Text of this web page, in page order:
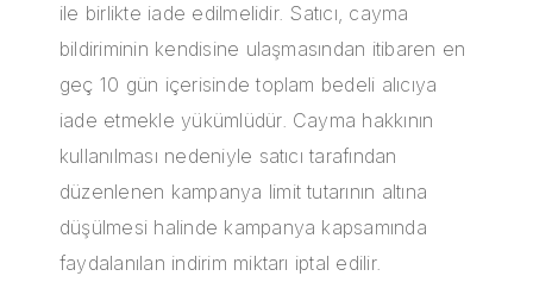
ile birlikte iade edilmelidir. Satıcı, cayma
bildiriminin kendisine ulaşmasından itibaren en
geç 10 gün içerisinde toplam bedeli alıcıya
iade etmekle yükümlüdür. Cayma hakkının
kullanılması nedeniyle satıcı tarafından
düzenlenen kampanya limit tutarının altına
düşülmesi halinde kampanya kapsamında
faydalanılan indirim miktarı iptal edilir.